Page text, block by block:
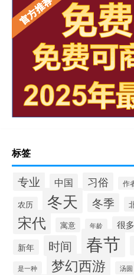
标签
专业 中国 习俗 作
农历 冬天 冬季
宋代 寓意 年龄 很
新年 时间 春节
是一种 梦幻西游 汤圆